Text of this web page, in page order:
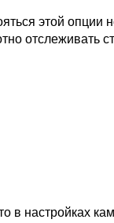
этой опции
отслеживать
в настройках